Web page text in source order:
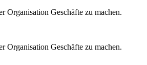
Organisation Geschäfte zu machen.
Organisation Geschäfte zu machen.